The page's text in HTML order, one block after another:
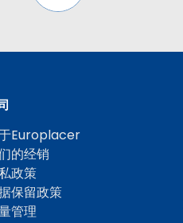
Europlacer
的经销
政策
保留政策
管理